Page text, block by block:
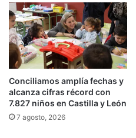
Conciliamos amplía fechas y
alcanza cifras récord con
7.827 niños en Castilla y León
7 agosto, 2026